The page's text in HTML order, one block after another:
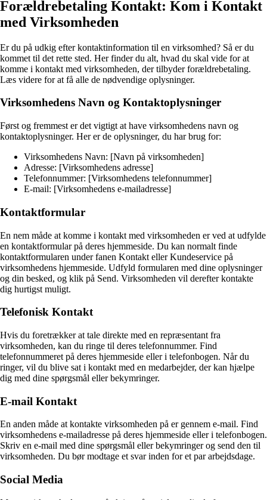
Forældrebetaling Kontakt: Kom i Kontakt
med Virksomheden
Er du på udkig efter kontaktinformation til en virksomhed? Så er du
kommet til det rette sted. Her finder du alt, hvad du skal vide for at
komme i kontakt med virksomheden, der tilbyder forældrebetaling.
Læs videre for at få alle de nødvendige oplysninger.
Virksomhedens Navn og Kontaktoplysninger
Først og fremmest er det vigtigt at have virksomhedens navn og
kontaktoplysninger. Her er de oplysninger, du har brug for:
Virksomhedens Navn: [Navn på virksomheden]
Adresse: [Virksomhedens adresse]
Telefonnummer: [Virksomhedens telefonnummer]
E-mail: [Virksomhedens e-mailadresse]
Kontaktformular
En nem måde at komme i kontakt med virksomheden er ved at udfylde
en kontaktformular på deres hjemmeside. Du kan normalt finde
kontaktformularen under fanen Kontakt eller Kundeservice på
virksomhedens hjemmeside. Udfyld formularen med dine oplysninger
og din besked, og klik på Send. Virksomheden vil derefter kontakte
dig hurtigst muligt.
Telefonisk Kontakt
Hvis du foretrækker at tale direkte med en repræsentant fra
virksomheden, kan du ringe til deres telefonnummer. Find
telefonnummeret på deres hjemmeside eller i telefonbogen. Når du
ringer, vil du blive sat i kontakt med en medarbejder, der kan hjælpe
dig med dine spørgsmål eller bekymringer.
E-mail Kontakt
En anden måde at kontakte virksomheden på er gennem e-mail. Find
virksomhedens e-mailadresse på deres hjemmeside eller i telefonbogen.
Skriv en e-mail med dine spørgsmål eller bekymringer og send den til
virksomheden. Du bør modtage et svar inden for et par arbejdsdage.
Social Media